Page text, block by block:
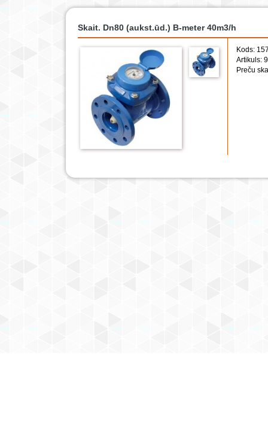
Skait. Dn80 (aukst.ūd.) B-meter 40m3/h
Kods:
Artikuls:
Preču